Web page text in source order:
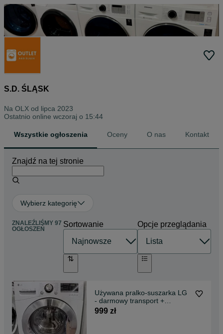
S.D. ŚLĄSK
Na OLX od lipca 2023
Ostatnio online wczoraj o 15:44
Wszystkie ogłoszenia Oceny O nas Kontakt
Znajdź na tej stronie
Wybierz kategorię
ZNALEŹLIŚMY 97
OGŁOSZEŃ
Sortowanie Opcje przeglądania
Używana pralko-suszarka LG
- darmowy transport +
gwarancja
999 zł